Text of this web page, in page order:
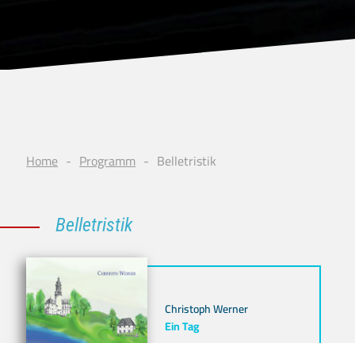
Home Programm Belletristik
Belletristik
Christoph Werner
Ein Tag